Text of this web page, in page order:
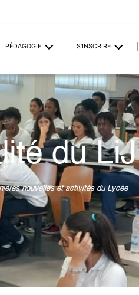
PÉDAGOGIE S’INSCRIRE
du
nouvelles et activités du Lycée